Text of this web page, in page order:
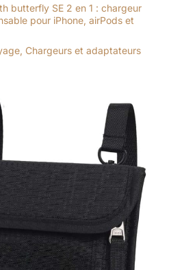
butterfly SE 2 en 1 : chargeur
pour iPhone, airPods et
, Chargeurs et adaptateurs